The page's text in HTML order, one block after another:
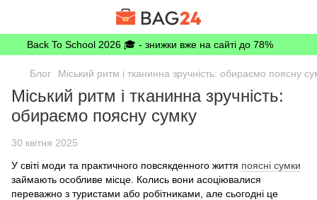
Back To School 2026 🎓 - знижки вже на сайті до 78%
Блог Міський ритм і тканинна зручність: обираємо поясну
Міський ритм і тканинна зручність:
обираємо поясну сумку
30 квітня 2025
У світі моди та практичного повсякденного життя поясні сумки
займають особливе місце. Колись вони асоціювалися
переважно з туристами або робітниками, але сьогодні це